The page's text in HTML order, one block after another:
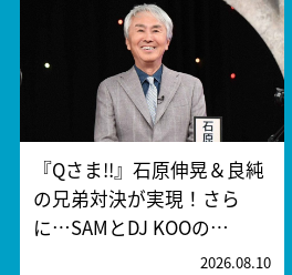
『Qさま!!』石原伸晃＆良純
の兄弟対決が実現！さら
に…SAMとDJ KOOの…
2026.08.10